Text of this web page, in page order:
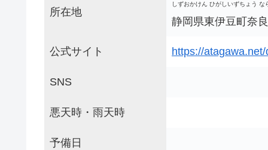
所在地
しずおかけん ひがしいずちょう な
静岡県東伊豆町奈
公式サイト https://
SNS
悪天時・雨天時
予備日